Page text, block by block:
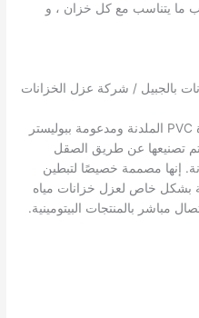
ما يتناسب مع كل خزان ، و
بالجبيل / شركة عزل الخزانات
استخدام أغشية مصنوعة من مادة PVC الملدنة ومدعومة ببوليستر
تصنيعها عن طريق الصقل
إنها مصممة خصيصًا لتبطين
بشكل خاص لعزل خزانات مياه
مباشر بالمنتجات البيتومينية.